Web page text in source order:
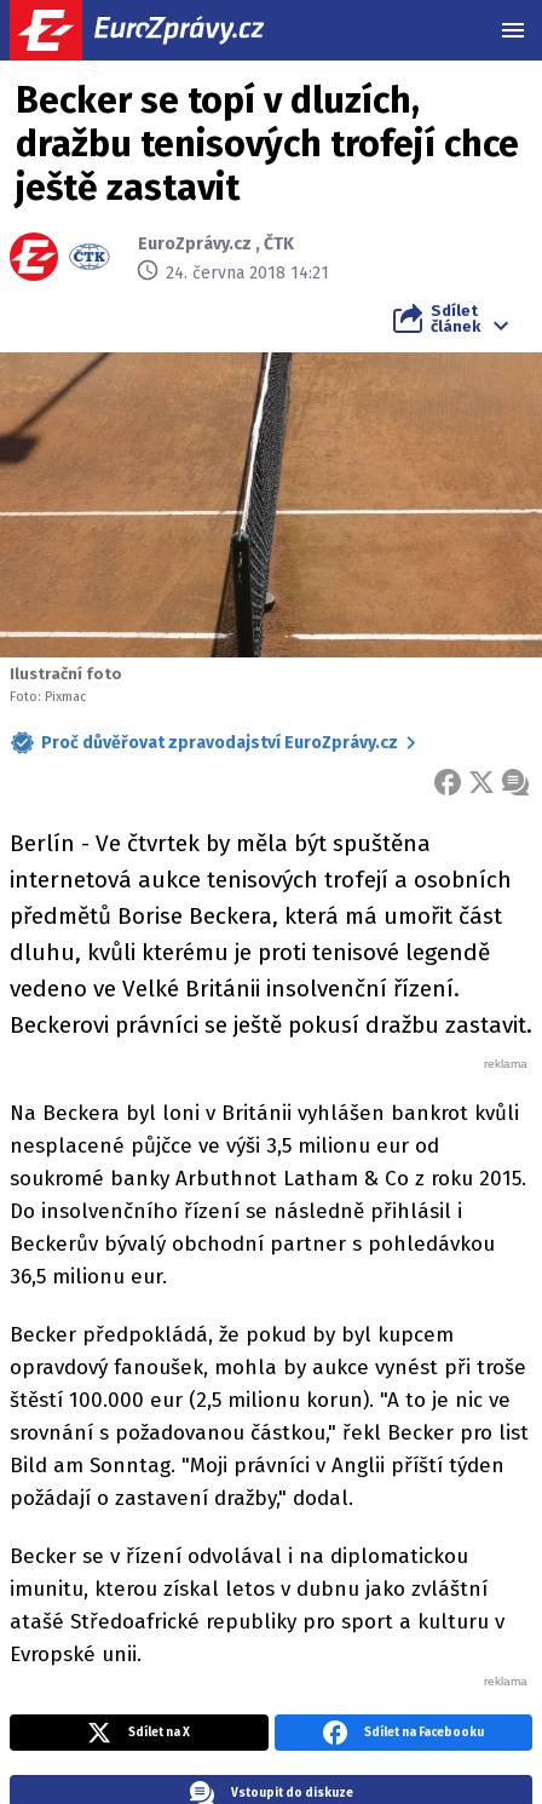
Becker se topí v dluzích,
dražbu tenisových trofejí chce
ještě zastavit
EuroZprávy.cz ,ČTK
24. června 2018 14:21
Sdílet
článek
Ilustrační foto
Foto: Pixmac
Proč důvěřovat zpravodajství EuroZprávy.cz
FACEBOOK
X
Berlín - Ve čtvrtek by měla být spuštěna
internetová aukce tenisových trofejí a osobních
předmětů Borise Beckera, která má umořit část
dluhu, kvůli kterému je proti tenisové legendě
vedeno ve Velké Británii insolvenční řízení.
Beckerovi právníci se ještě pokusí dražbu zastavit.
Na Beckera byl loni v Británii vyhlášen bankrot kvůli
nesplacené půjčce ve výši 3,5 milionu eur od
soukromé banky Arbuthnot Latham & Co z roku 2015.
Do insolvenčního řízení se následně přihlásil i
Beckerův bývalý obchodní partner s pohledávkou
36,5 milionu eur.
Becker předpokládá, že pokud by byl kupcem
opravdový fanoušek, mohla by aukce vynést při troše
štěstí 100.000 eur (2,5 milionu korun). "A to je nic ve
srovnání s požadovanou částkou," řekl Becker pro list
Bild am Sonntag. "Moji právníci v Anglii příští týden
požádají o zastavení dražby," dodal.
Becker se v řízení odvolával i na diplomatickou
imunitu, kterou získal letos v dubnu jako zvláštní
atašé Středoafrické republiky pro sport a kulturu v
Evropské unii.
Sdílet na X Sdílet na Facebooku
Vstoupit do diskuze